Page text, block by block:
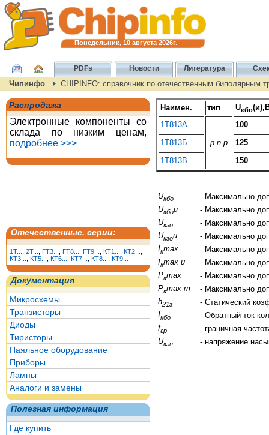
Понедельник, 10 августа 2026г.
PDFs Новости Литература
Чипинфо CHIPINFO: справочник по отечественным биполярным
Распродажа
Электронные компоненты со
склада по низким ценам,
подробнее >>>
Отечественные, серии:
1T... 2T... ГТ3... ГТ8... ГТ9... КТ1... КТ2...
КТ3...
КТ5... КТ6... КТ7... КТ8... КТ9...
Документация
Микросхемы
Транзисторы
Диоды
Тиристоры
Паяльное оборудование
Приборы
Лампы
Аналоги и замены
Полезная информация
Где купить
Наимен. тип Uкбо
1Т813А
p-n-p
100
1Т813Б
125
1Т813В
150
Uкбо
- Максимально
Uкбои
- Максимально
Uкэо
- Максимально
Uкэои
- Максимально
Iкmax
- Максимально
Iкmax и
- Максимально
Pкmax
- Максимально
Pкmax т
- Максимально
h21э
- Статический
Iкбо
- Обратный ток
fгр
- граничная
Uкэн - напряжение